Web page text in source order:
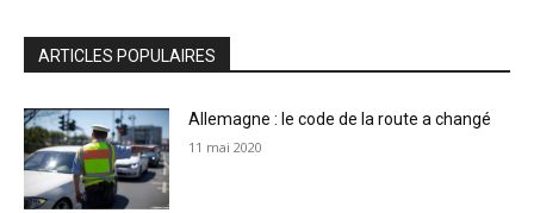
ARTICLES POPULAIRES
Allemagne : le code de la route a changé
11 mai 2020